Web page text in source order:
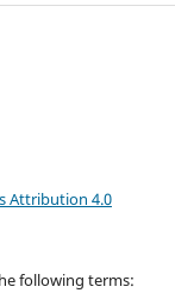
Attribution 4.0
following terms: